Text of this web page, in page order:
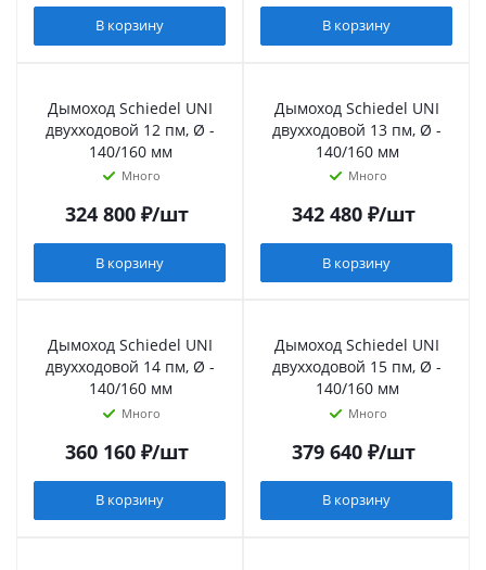
В корзину В корзину
Дымоход Schiedel UNI
двухходовой 12 пм, Ø -
140/160 мм
Много
324 800₽/шт
В корзину
Дымоход Schiedel UNI
двухходовой 13 пм, Ø -
140/160 мм
Много
342 480₽/шт
В корзину
Дымоход Schiedel UNI
двухходовой 14 пм, Ø -
140/160 мм
Много
360 160₽/шт
В корзину
Дымоход Schiedel UNI
двухходовой 15 пм, Ø -
140/160 мм
Много
379 640₽/шт
В корзину